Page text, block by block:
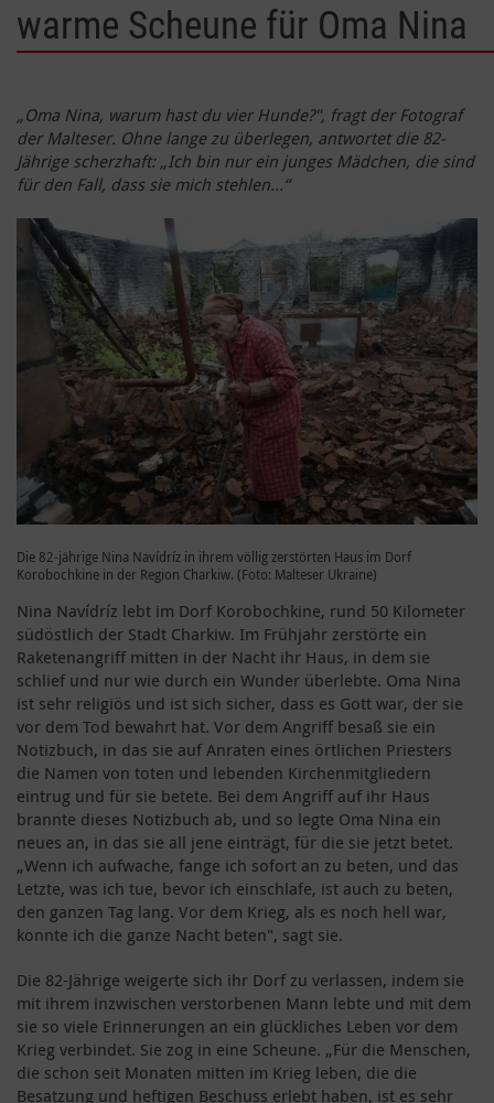
warme Scheune für Oma Nina
„Oma Nina, warum hast du vier Hunde?", fragt der Fotograf
der Malteser. Ohne lange zu überlegen, antwortet die 82-
Jährige scherzhaft: „Ich bin nur ein junges Mädchen, die sind
für den Fall, dass sie mich stehlen...“
Die 82-jährige Nina Navídríz in ihrem völlig zerstörten Haus im Dorf
Korobochkine in der Region Charkiw. (Foto: Malteser Ukraine)
Nina Navídríz lebt im Dorf Korobochkine, rund 50 Kilometer
südöstlich der Stadt Charkiw. Im Frühjahr zerstörte ein
Raketenangriff mitten in der Nacht ihr Haus, in dem sie
schlief und nur wie durch ein Wunder überlebte. Oma Nina
ist sehr religiös und ist sich sicher, dass es Gott war, der sie
vor dem Tod bewahrt hat. Vor dem Angriff besaß sie ein
Notizbuch, in das sie auf Anraten eines örtlichen Priesters
die Namen von toten und lebenden Kirchenmitgliedern
eintrug und für sie betete. Bei dem Angriff auf ihr Haus
brannte dieses Notizbuch ab, und so legte Oma Nina ein
neues an, in das sie all jene einträgt, für die sie jetzt betet.
„Wenn ich aufwache, fange ich sofort an zu beten, und das
Letzte, was ich tue, bevor ich einschlafe, ist auch zu beten,
den ganzen Tag lang. Vor dem Krieg, als es noch hell war,
konnte ich die ganze Nacht beten", sagt sie.
Die 82-Jährige weigerte sich ihr Dorf zu verlassen, indem sie
mit ihrem inzwischen verstorbenen Mann lebte und mit dem
sie so viele Erinnerungen an ein glückliches Leben vor dem
Krieg verbindet. Sie zog in eine Scheune. „Für die Menschen,
die schon seit Monaten mitten im Krieg leben, die die
Besatzung und heftigen Beschuss erlebt haben, ist es sehr